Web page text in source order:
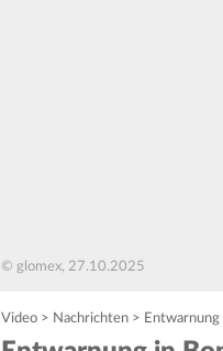
© glomex, 27.10.2025
Video > Nachrichten >